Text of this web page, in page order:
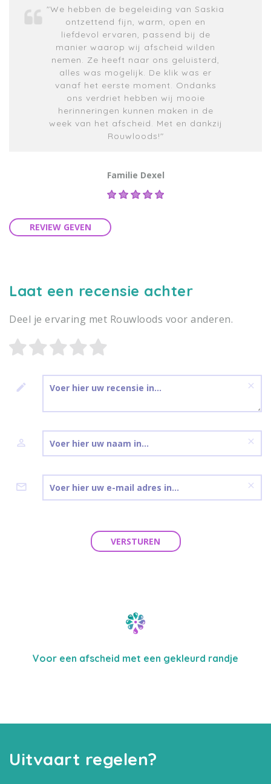
"We hebben de begeleiding van Saskia
ontzettend fijn, warm, open en
liefdevol ervaren, passend bij de
manier waarop wij afscheid wilden
nemen. Ze heeft naar ons geluisterd,
alles was mogelijk. De klik was er
vanaf het eerste moment. Ondanks
ons verdriet hebben wij mooie
herinneringen kunnen maken in de
week van het afscheid. Met en dankzij
Rouwloods!"
Familie Dexel
REVIEW GEVEN
Laat een recensie achter
Deel je ervaring met Rouwloods voor anderen.
VERSTUREN
Voor een afscheid met een gekleurd randje
Uitvaart regelen?